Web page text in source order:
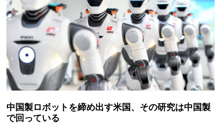
中国製ロボットを締め出す米国、その研究は中国製
で回っている